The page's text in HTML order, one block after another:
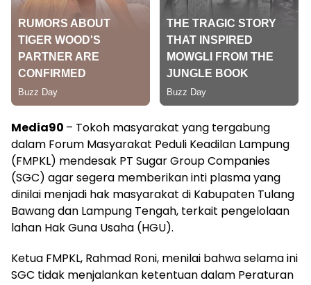
Media90 – Tokoh masyarakat yang tergabung
dalam Forum Masyarakat Peduli Keadilan Lampung
(FMPKL) mendesak PT Sugar Group Companies
(SGC) agar segera memberikan inti plasma yang
dinilai menjadi hak masyarakat di Kabupaten Tulang
Bawang dan Lampung Tengah, terkait pengelolaan
lahan Hak Guna Usaha (HGU).
Ketua FMPKL, Rahmad Roni, menilai bahwa selama ini
SGC tidak menjalankan ketentuan dalam Peraturan